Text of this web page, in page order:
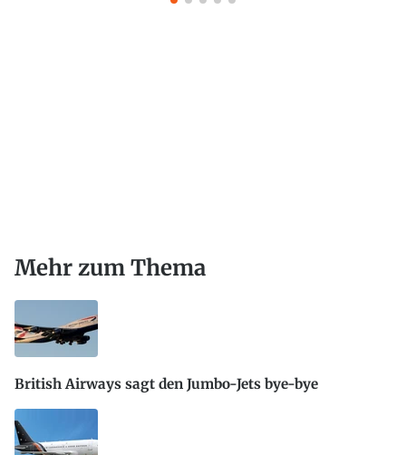
Mehr zum Thema
British Airways sagt den Jumbo-Jets bye-bye